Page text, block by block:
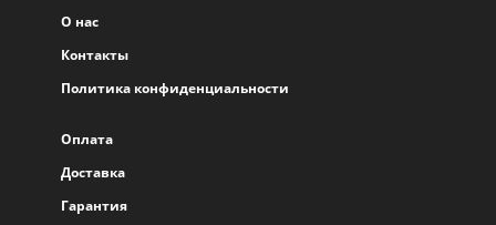
О нас
Контакты
Политика конфиденциальности
Оплата
Доставка
Гарантия